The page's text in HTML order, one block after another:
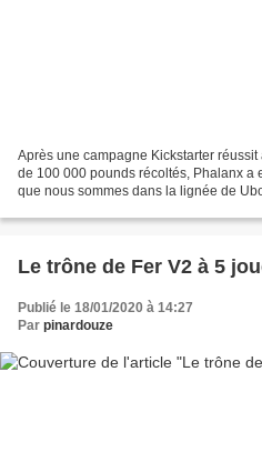
Après une campagne Kickstarter
de 100 000 pounds récoltés, Phalanx a
que nous sommes dans la lignée de
Le trône de Fer V2 à 5
Publié le 18/01/2020 à 14:27
Par pinardouze